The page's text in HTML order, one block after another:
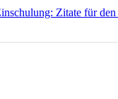
Zitate für den